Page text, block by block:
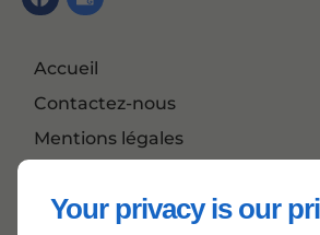
Your privacy is our
Accueil
Contactez-nous
Mentions légales